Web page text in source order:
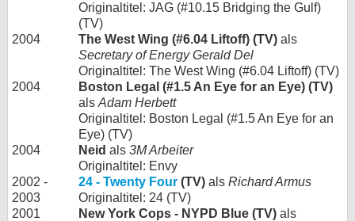
Originaltitel: JAG (#10.15 Bridging the Gulf)
(TV)
2004
The West Wing (#6.04 Liftoff) (TV) als
Secretary of Energy Gerald Del
Originaltitel: The West Wing (#6.04 Liftoff) (TV)
2004
Boston Legal (#1.5 An Eye for an Eye) (TV)
als Adam Herbett
Originaltitel: Boston Legal (#1.5 An Eye for an
Eye) (TV)
2004
Neid als 3M Arbeiter
Originaltitel: Envy
2002 -
2003
24 - Twenty Four (TV) als Richard Armus
Originaltitel: 24 (TV)
2001
New York Cops - NYPD Blue (TV) als